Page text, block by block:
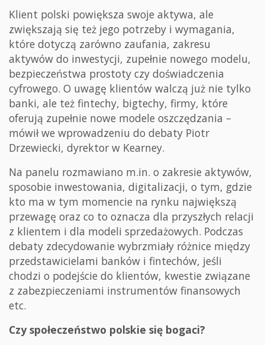
Klient polski powiększa swoje aktywa, ale
zwiększają się też jego potrzeby i wymagania,
które dotyczą zarówno zaufania, zakresu
aktywów do inwestycji, zupełnie nowego modelu,
bezpieczeństwa prostoty czy doświadczenia
cyfrowego. O uwagę klientów walczą już nie tylko
banki, ale też fintechy, bigtechy, firmy, które
oferują zupełnie nowe modele oszczędzania –
mówił we wprowadzeniu do debaty Piotr
Drzewiecki, dyrektor w Kearney.
Na panelu rozmawiano m.in. o zakresie aktywów,
sposobie inwestowania, digitalizacji, o tym, gdzie
kto ma w tym momencie na rynku największą
przewagę oraz co to oznacza dla przyszłych relacji
z klientem i dla modeli sprzedażowych. Podczas
debaty zdecydowanie wybrzmiały różnice między
przedstawicielami banków i fintechów, jeśli
chodzi o podejście do klientów, kwestie związane
z zabezpieczeniami instrumentów finansowych
etc.
Czy społeczeństwo polskie się bogaci?